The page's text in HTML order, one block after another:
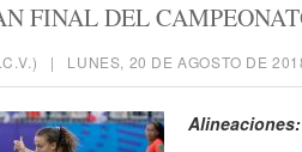
FINAL DEL
| LUNES, 20 DE AGOSTO DE
Alineaciones: